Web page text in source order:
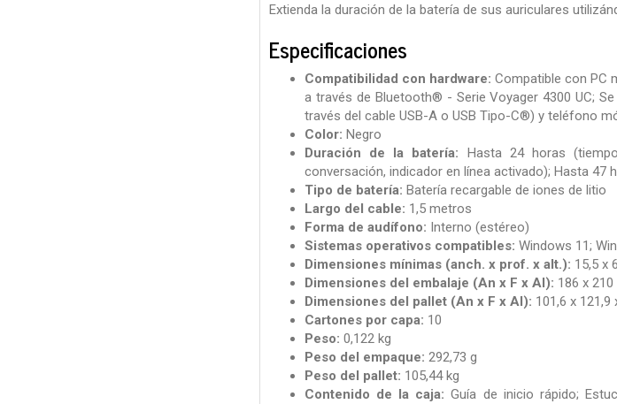
Extienda la duración de la batería de sus auriculares
Especificaciones
Compatibilidad con hardware: Compatible con PC
a través de Bluetooth® - Serie Voyager 4300 UC;
través del cable USB-A o USB Tipo-C®) y teléfono
Color: Negro
Duración de la batería: Hasta 24 horas
conversación, indicador en línea activado); Hasta
Tipo de batería: Batería recargable de iones de litio
Largo del cable: 1,5 metros
Forma de audífono: Interno (estéreo)
Sistemas operativos compatibles: Windows 11;
Dimensiones mínimas (anch. x prof. x alt.): 15,5 x
Dimensiones del embalaje (An x F x Al): 186 x
Dimensiones del pallet (An x F x Al): 101,6 x 121,9
Cartones por capa: 10
Peso: 0,122 kg
Peso del empaque: 292,73 g
Peso del pallet: 105,44 kg
Contenido de la caja: Guía de inicio rápido;